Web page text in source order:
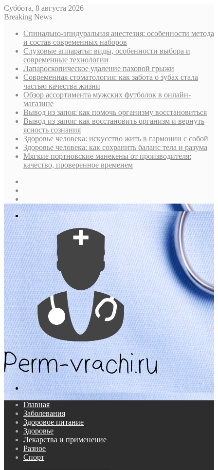
Суббота, 8 августа 2026
Breaking News
Спинально-эпидуральная анестезия: особенности метода
и состав современных наборов
Слуховые аппараты: виды, особенности выбора и
современные технологии
Лапароскопическое удаление паховой грыжи
Современная стоматология: как забота о зубах стала
частью качества жизни
Обзор ассортимента мужских футболок в онлайн-
магазине
Вывод из запоя: как помочь организму восстановиться
Вывод из запоя: как восстановить организм и вернуть
ясность сознания
Здоровье человека: искусство жить в гармонии с собой
Здоровье человека: как сохранить баланс тела и разума
Мягкие портновские манекены от производителя:
качество, проверенное временем
In
Меню
Поиск...
Главная
Заболевания
Здоровое питание
Здоровье
Лекарства и применение
Разное
Спорт